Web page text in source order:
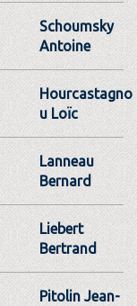
Schoumsky
Antoine
Hourcastagno
u Loïc
Lanneau
Bernard
Liebert
Bertrand
Pitolin Jean-